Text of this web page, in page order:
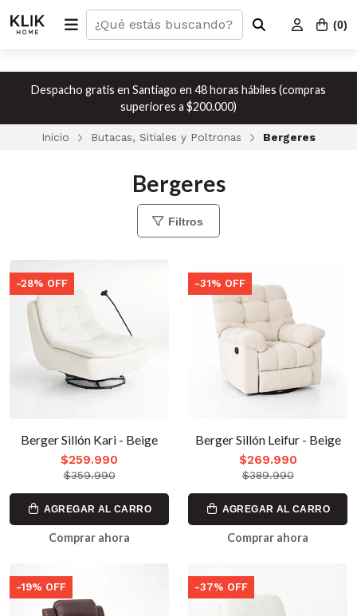
(0)
Despacho gratis en Santiago en 48 horas hábiles (compras
superiores a $200.000)
Inicio Butacas, Sitiales y Poltronas Bergeres
Bergeres
Filtros
-28% OFF
Berger Sillón Kari - Beige
$259.990
$359.990
AGREGAR AL CARRO
Comprar ahora
-31% OFF
Berger Sillón Leifur - Beige
$269.990
$389.990
AGREGAR AL CARRO
Comprar ahora
-19% OFF -37% OFF